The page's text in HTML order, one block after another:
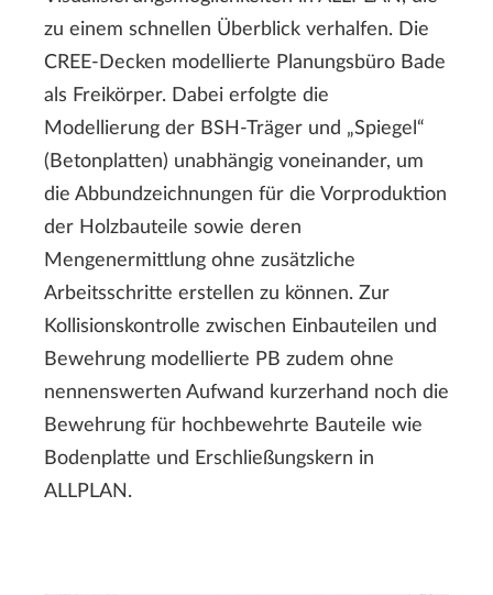
zu einem schnellen Überblick verhalfen. Die
CREE-Decken modellierte Planungsbüro Bade
als Freikörper. Dabei erfolgte die
Modellierung der BSH-Träger und „Spiegel“
(Betonplatten) unabhängig voneinander, um
die Abbundzeichnungen für die Vorproduktion
der Holzbauteile sowie deren
Mengenermittlung ohne zusätzliche
Arbeitsschritte erstellen zu können. Zur
Kollisionskontrolle zwischen Einbauteilen und
Bewehrung modellierte PB zudem ohne
nennenswerten Aufwand kurzerhand noch die
Bewehrung für hochbewehrte Bauteile wie
Bodenplatte und Erschließungskern in
ALLPLAN.